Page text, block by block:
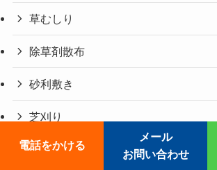
草むしり
除草剤散布
砂利敷き
芝刈り
芝張り
電話をかける
メール
お問い合わせ